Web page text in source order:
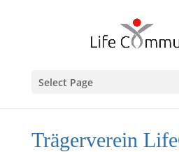
Select Page
Trägerverein